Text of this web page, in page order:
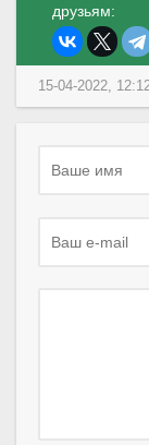
друзьям:
15-04-2022,